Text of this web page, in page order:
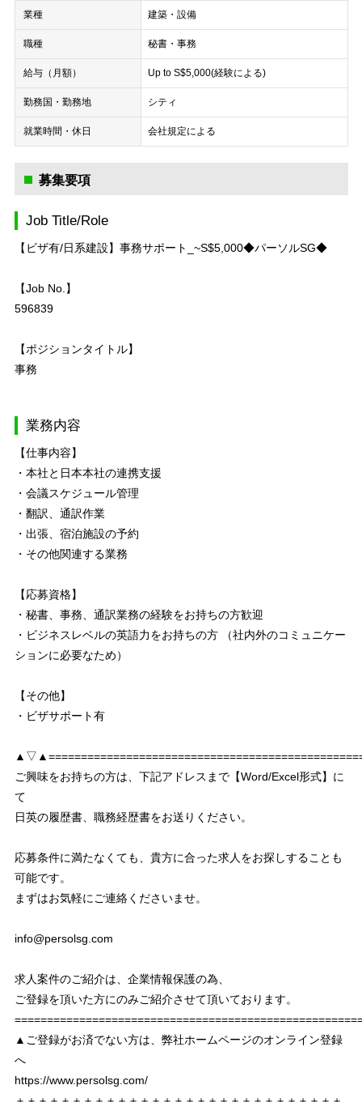
業種 建築・設備
職種 秘書・事務
給与（月額） Up to S$5,000(経験による)
勤務国・勤務地 シティ
就業時間・休日 会社規定による
募集要項
Job Title/Role
【ビザ有/日系建設】事務サポート_~S$5,000◆パーソルSG◆
【Job No.】
596839
【ポジションタイトル】
事務
業務内容
【仕事内容】
・本社と日本本社の連携支援
・会議スケジュール管理
・翻訳、通訳作業
・出張、宿泊施設の予約
・その他関連する業務
【応募資格】
・秘書、事務、通訳業務の経験をお持ちの方歓迎
・ビジネスレベルの英語力をお持ちの方 （社内外のコミュニケー
ションに必要なため）
【その他】
・ビザサポート有
ご興味をお持ちの方は、下記アドレスまで【Word/Excel形式】に
て
日英の履歴書、職務経歴書をお送りください。
応募条件に満たなくても、貴方に合った求人をお探しすることも
可能です。
まずはお気軽にご連絡くださいませ。
info@persolsg.com
求人案件のご紹介は、企業情報保護の為、
ご登録を頂いた方にのみご紹介させて頂いております。
▲ご登録がお済でない方は、弊社ホームページのオンライン登録
へ
https://www.persolsg.com/